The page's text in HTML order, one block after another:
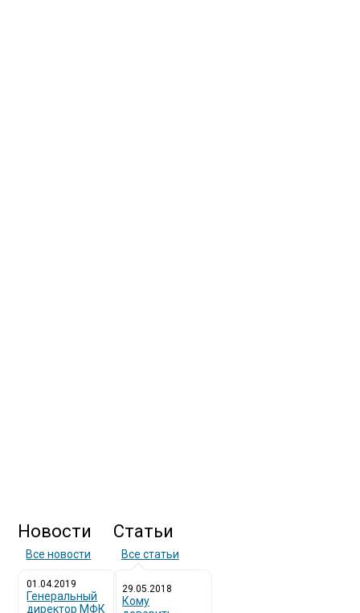
Новости
Все новости
01.04.2019
Генеральный
директор МФК
Статьи
Все статьи
29.05.2018
Кому